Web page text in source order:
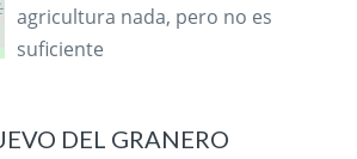
agricultura nada, pero no es
suficiente
DEL GRANERO